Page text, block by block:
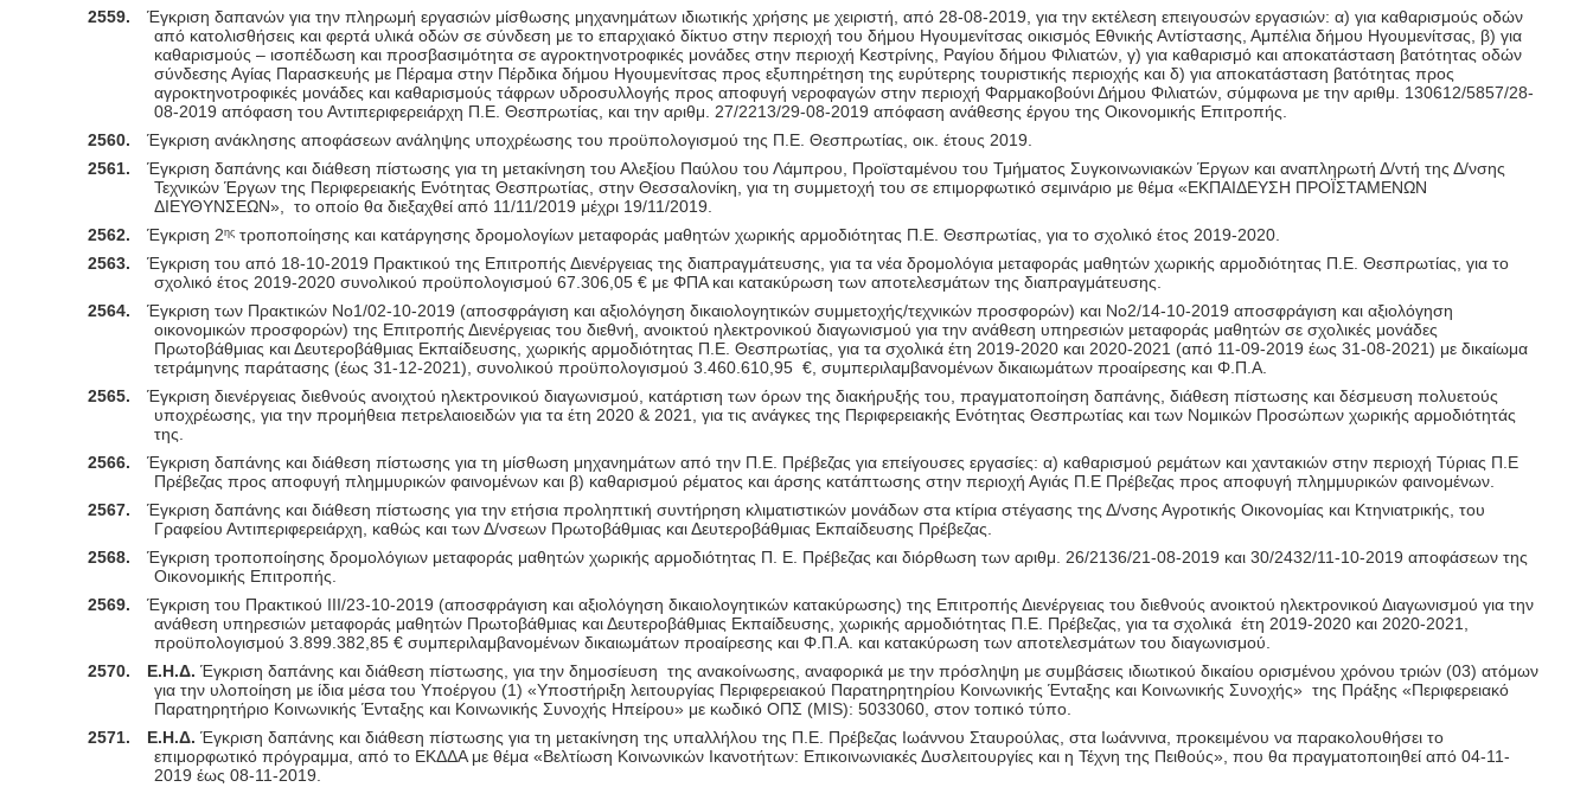
2559.
Έγκριση δαπανών για την πληρωμή εργασιών μίσθωσης μηχανημάτων ιδιωτικής χρήσης με χειριστή, από 28-08-2019, για την εκτέλεση επειγουσών εργασιών: α) για καθαρισμούς οδών
από κατολισθήσεις και φερτά υλικά οδών σε σύνδεση με το επαρχιακό δίκτυο στην περιοχή του δήμου Ηγουμενίτσας οικισμός Εθνικής Αντίστασης, Αμπέλια δήμου Ηγουμενίτσας, β) για
καθαρισμούς – ισοπέδωση και προσβασιμότητα σε αγροκτηνοτροφικές μονάδες στην περιοχή Κεστρίνης, Ραγίου δήμου Φιλιατών, γ) για καθαρισμό και αποκατάσταση βατότητας οδών
σύνδεσης Αγίας Παρασκευής με Πέραμα στην Πέρδικα δήμου Ηγουμενίτσας προς εξυπηρέτηση της ευρύτερης τουριστικής περιοχής και δ) για αποκατάσταση βατότητας προς
αγροκτηνοτροφικές μονάδες και καθαρισμούς τάφρων υδροσυλλογής προς αποφυγή νεροφαγών στην περιοχή Φαρμακοβούνι Δήμου Φιλιατών, σύμφωνα με την αριθμ. 130612/5857/28-
08-2019 απόφαση του Αντιπεριφερειάρχη Π.Ε. Θεσπρωτίας, και την αριθμ. 27/2213/29-08-2019 απόφαση ανάθεσης έργου της Οικονομικής Επιτροπής.
2560.
Έγκριση ανάκλησης αποφάσεων ανάληψης υποχρέωσης του προϋπολογισμού της Π.Ε. Θεσπρωτίας, οικ. έτους 2019.
2561.
Έγκριση δαπάνης και διάθεση πίστωσης για τη μετακίνηση του Αλεξίου Παύλου του Λάμπρου, Προϊσταμένου του Τμήματος Συγκοινωνιακών Έργων και αναπληρωτή Δ/ντή της Δ/νσης
Τεχνικών Έργων της Περιφερειακής Ενότητας Θεσπρωτίας, στην Θεσσαλονίκη, για τη συμμετοχή του σε επιμορφωτικό σεμινάριο με θέμα «ΕΚΠΑΙΔΕΥΣΗ ΠΡΟΪΣΤΑΜΕΝΩΝ
ΔΙΕΥΘΥΝΣΕΩΝ»,
το οποίο θα διεξαχθεί από 11/11/2019 μέχρι 19/11/2019.
2562.
Έγκριση 2ηςτροποποίησης και κατάργησης δρομολογίων μεταφοράς μαθητών χωρικής αρμοδιότητας Π.Ε. Θεσπρωτίας, για το σχολικό έτος 2019-2020.
2563.
Έγκριση του από 18-10-2019 Πρακτικού της Επιτροπής Διενέργειας της διαπραγμάτευσης, για τα νέα δρομολόγια μεταφοράς μαθητών χωρικής αρμοδιότητας Π.Ε. Θεσπρωτίας, για το
σχολικό έτος 2019-2020 συνολικού προϋπολογισμού 67.306,05 € με ΦΠΑ και κατακύρωση των αποτελεσμάτων της διαπραγμάτευσης.
2564.
Έγκριση των Πρακτικών Νο1/02-10-2019 (αποσφράγιση και αξιολόγηση δικαιολογητικών συμμετοχής/τεχνικών προσφορών) και Νο2/14-10-2019 αποσφράγιση και αξιολόγηση
οικονομικών προσφορών) της Επιτροπής Διενέργειας του διεθνή, ανοικτού ηλεκτρονικού διαγωνισμού για την ανάθεση υπηρεσιών μεταφοράς μαθητών σε σχολικές μονάδες
Πρωτοβάθμιας και Δευτεροβάθμιας Εκπαίδευσης, χωρικής αρμοδιότητας Π.Ε. Θεσπρωτίας, για τα σχολικά έτη 2019-2020 και 2020-2021 (από 11-09-2019 έως 31-08-2021) με δικαίωμα
τετράμηνης παράτασης (έως 31-12-2021), συνολικού προϋπολογισμού 3.460.610,95 €, συμπεριλαμβανομένων δικαιωμάτων προαίρεσης και Φ.Π.Α.
2565.
Έγκριση διενέργειας διεθνούς ανοιχτού ηλεκτρονικού διαγωνισμού, κατάρτιση των όρων της διακήρυξής του, πραγματοποίηση δαπάνης, διάθεση πίστωσης και δέσμευση πολυετούς
υποχρέωσης, για την προμήθεια πετρελαιοειδών για τα έτη 2020 & 2021, για τις ανάγκες της Περιφερειακής Ενότητας Θεσπρωτίας και των Νομικών Προσώπων χωρικής αρμοδιότητάς
της.
2566.
Έγκριση δαπάνης και διάθεση πίστωσης για τη μίσθωση μηχανημάτων από την Π.Ε. Πρέβεζας για επείγουσες εργασίες: α) καθαρισμού ρεμάτων και χαντακιών στην περιοχή Τύριας Π.Ε
Πρέβεζας προς αποφυγή πλημμυρικών φαινομένων και β) καθαρισμού ρέματος και άρσης κατάπτωσης στην περιοχή Αγιάς Π.Ε Πρέβεζας προς αποφυγή πλημμυρικών φαινομένων.
2567.
Έγκριση δαπάνης και διάθεση πίστωσης για την ετήσια προληπτική συντήρηση κλιματιστικών μονάδων στα κτίρια στέγασης της Δ/νσης Αγροτικής Οικονομίας και Κτηνιατρικής, του
Γραφείου Αντιπεριφερειάρχη, καθώς και των Δ/νσεων Πρωτοβάθμιας και Δευτεροβάθμιας Εκπαίδευσης Πρέβεζας.
2568.
Έγκριση τροποποίησης δρομολόγιων μεταφοράς μαθητών χωρικής αρμοδιότητας Π. Ε. Πρέβεζας και διόρθωση των αριθμ. 26/2136/21-08-2019 και 30/2432/11-10-2019 αποφάσεων της
Οικονομικής Επιτροπής.
2569.
Έγκριση του Πρακτικού ΙΙΙ/23-10-2019 (αποσφράγιση και αξιολόγηση δικαιολογητικών κατακύρωσης) της Επιτροπής Διενέργειας του διεθνούς ανοικτού ηλεκτρονικού Διαγωνισμού για την
ανάθεση υπηρεσιών μεταφοράς μαθητών Πρωτοβάθμιας και Δευτεροβάθμιας Εκπαίδευσης, χωρικής αρμοδιότητας Π.Ε. Πρέβεζας, για τα σχολικά έτη 2019-2020 και 2020-2021,
προϋπολογισμού 3.899.382,85 € συμπεριλαμβανομένων δικαιωμάτων προαίρεσης και Φ.Π.Α. και κατακύρωση των αποτελεσμάτων του διαγωνισμού.
2570.
Ε.Η.Δ. Έγκριση δαπάνης και διάθεση πίστωσης, για την δημοσίευση της ανακοίνωσης, αναφορικά με την πρόσληψη με συμβάσεις ιδιωτικού δικαίου ορισμένου χρόνου τριών (03) ατόμων
για την υλοποίηση με ίδια μέσα του Υποέργου (1) «Υποστήριξη λειτουργίας Περιφερειακού Παρατηρητηρίου Κοινωνικής Ένταξης και Κοινωνικής Συνοχής» της Πράξης «Περιφερειακό
Παρατηρητήριο Κοινωνικής Ένταξης και Κοινωνικής Συνοχής Ηπείρου» με κωδικό ΟΠΣ (MIS): 5033060, στον τοπικό τύπο.
2571.
Ε.Η.Δ. Έγκριση δαπάνης και διάθεση πίστωσης για τη μετακίνηση της υπαλλήλου της Π.Ε. Πρέβεζας Ιωάννου Σταυρούλας, στα Ιωάννινα, προκειμένου να παρακολουθήσει το
επιμορφωτικό πρόγραμμα, από το ΕΚΔΔΑ με θέμα «Βελτίωση Κοινωνικών Ικανοτήτων: Επικοινωνιακές Δυσλειτουργίες και η Τέχνη της Πειθούς», που θα πραγματοποιηθεί από 04-11-
2019 έως 08-11-2019.